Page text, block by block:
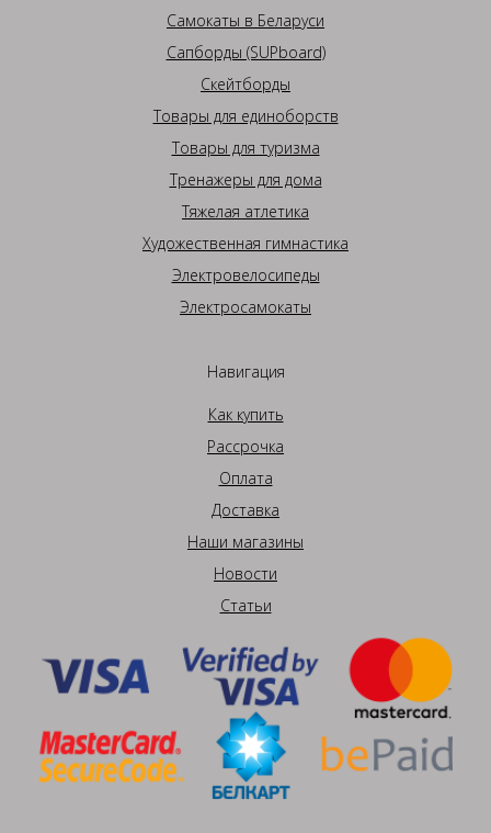
Самокаты в Беларуси
Сапборды (SUPboard)
Скейтборды
Товары для единоборств
Товары для туризма
Тренажеры для дома
Тяжелая атлетика
Художественная гимнастика
Электровелосипеды
Электросамокаты
Навигация
Как купить
Рассрочка
Оплата
Доставка
Наши магазины
Новости
Статьи